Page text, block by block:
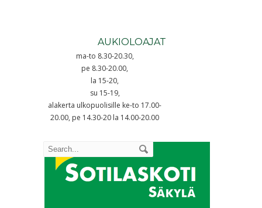
AUKIOLOAJAT
ma-to 8.30-20.30,
pe 8.30-20.00,
la 15-20,
su 15-19,
alakerta ulkopuolisille ke-to 17.00-
20.00, pe 14.30-20 la 14.00-20.00